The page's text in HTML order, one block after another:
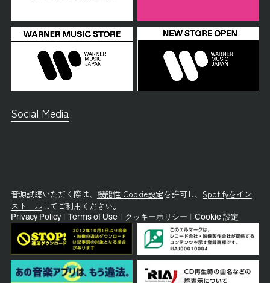
Social Media
音源試聴いただく際は、 機能性 Cookie設定を許可し、 Spotifyをイン
ストールしてご利用ください。
Privacy Policy Terms of Use クッキーポリシー Cookie 設定